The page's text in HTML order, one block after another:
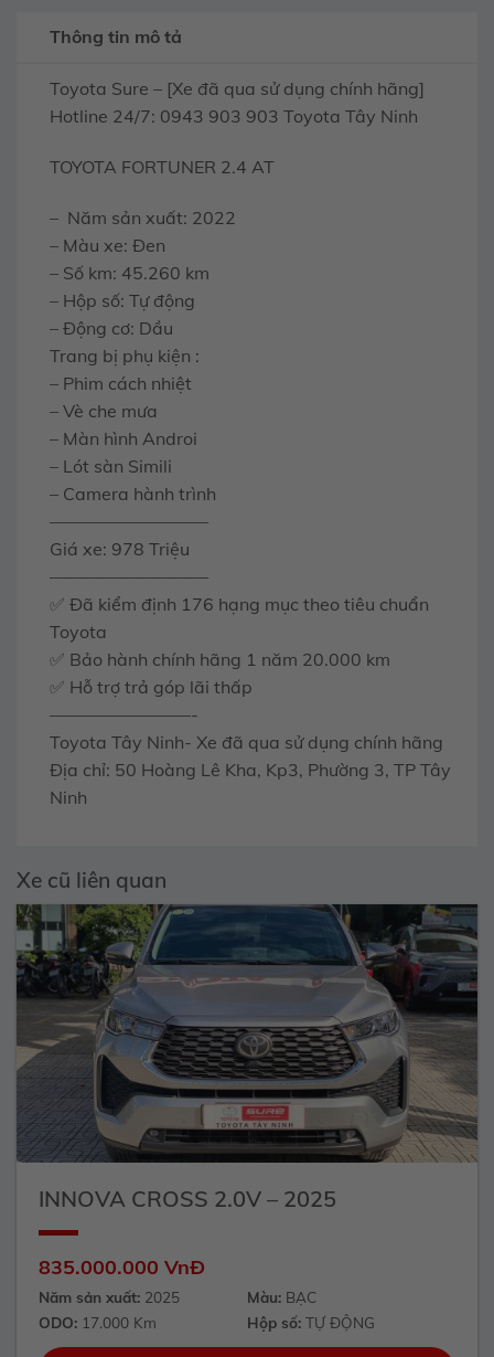
Thông tin mô tả
Toyota Sure – [Xe đã qua sử dụng chính hãng]
Hotline 24/7: 0943 903 903 Toyota Tây Ninh
TOYOTA FORTUNER 2.4 AT
– Năm sản xuất: 2022
– Màu xe: Đen
– Số km: 45.260 km
– Hộp số: Tự động
– Động cơ: Dầu
Trang bị phụ kiện :
– Phim cách nhiệt
– Vè che mưa
– Màn hình Androi
– Lót sàn Simili
– Camera hành trình
—————————
Giá xe: 978 Triệu
—————————
✅ Đã kiểm định 176 hạng mục theo tiêu chuẩn
Toyota
✅ Bảo hành chính hãng 1 năm 20.000 km
✅ Hỗ trợ trả góp lãi thấp
————————-
Toyota Tây Ninh- Xe đã qua sử dụng chính hãng
Địa chỉ: 50 Hoàng Lê Kha, Kp3, Phường 3, TP Tây
Ninh
Xe cũ liên quan
INNOVA CROSS 2.0V – 2025
835.000.000 VnĐ
Năm sản xuất:2025 Màu: BẠC
ODO:17.000 Km Hộp số: TỰ ĐỘNG